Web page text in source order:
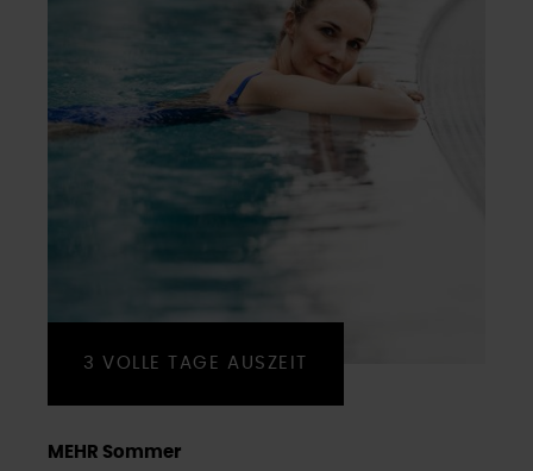
3 VOLLE TAGE AUSZEIT
MEHR Sommer